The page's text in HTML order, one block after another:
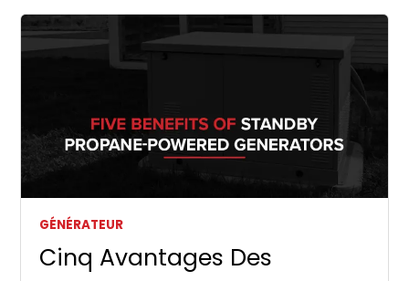
GÉNÉRATEUR
Cinq Avantages Des